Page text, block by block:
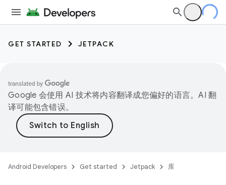
GET STARTED JETPACK
Google 会使用 AI 技术将内容翻译成您偏好的语言。AI 翻
译可能包含错误。
Android Developers Get started Jetpack 库